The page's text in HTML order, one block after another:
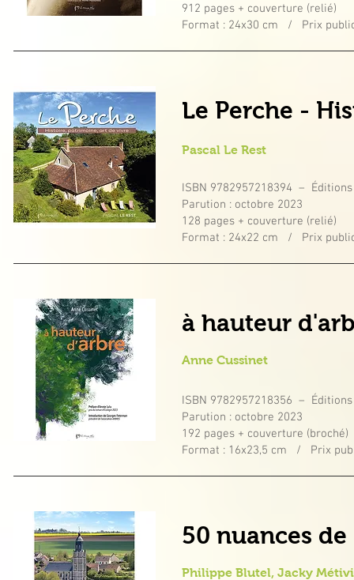
912 pages + couverture (relié)
Format : 24x30 cm / Prix
Le Perche -
Pascal Le Rest
ISBN 9782957218394 –
Parution : octobre 2023
128 pages + couverture (relié)
Format : 24x22 cm / Prix
à hauteur
Anne Cussinet
ISBN 9782957218356 –
Parution : octobre 2023
192 pages + couverture (broché)
Format : 16x23,5 cm / Prix
50 nuances
Philippe Blutel, Jacky